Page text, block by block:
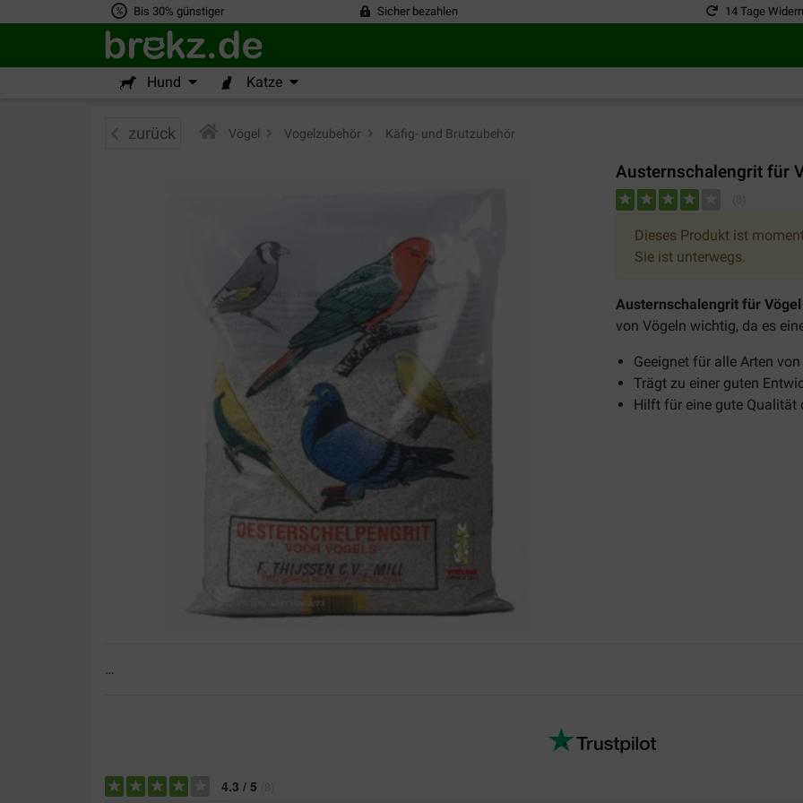
Bis 30% günstiger Sicher bezahlen 14 Tage
Hund Katze
zurück Vögel Vogelzubehör Käfig- und Brutzubehör
Austernschalengrit für
Dieses Produkt ist
Sie ist unterwegs.
Austernschalengrit für Vögel
von Vögeln wichtig, da es
Geeignet für alle Arten
Trägt zu einer guten
Hilft für eine gute Qualität
…
4.3 / 5